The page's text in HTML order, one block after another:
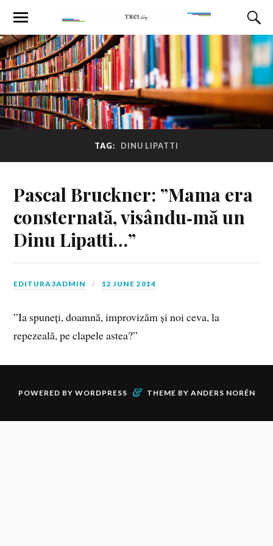
TAG: DINU LIPATTI
Pascal Bruckner: ”Mama era
consternată, visându‑mă un
Dinu Lipatti…”
EDITURA3ADMIN 12 JUNE 2014
”Ia spuneți, doamnă, improvizăm și noi ceva, la
repezeală, pe clapele astea?”
POWERED BY WORDPRESS & THEME BY ANDERS NORÉN